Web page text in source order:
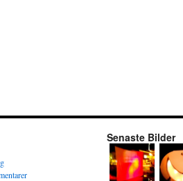
Senaste Bilder